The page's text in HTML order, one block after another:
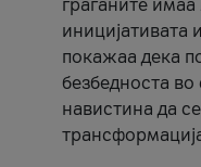
граѓаните
иницијативата
покажаа дека
безбедноста
навистина да